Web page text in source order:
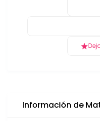
Información de